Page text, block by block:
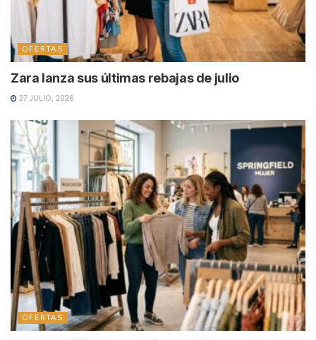
OFERTAS
Zara lanza sus últimas rebajas de julio
27 JULIO, 2026
OFERTAS